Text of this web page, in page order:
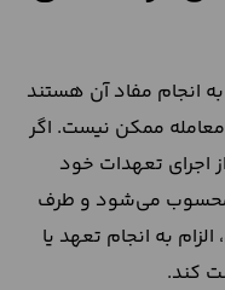
انجام مفاد آن هستند
ممکن نیست. اگر
اجرای تعهدات خود
محسوب می‌شود و طرف
به انجام تعهد یا
کند.